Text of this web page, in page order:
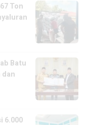
Ton
Batu
dan
6.000